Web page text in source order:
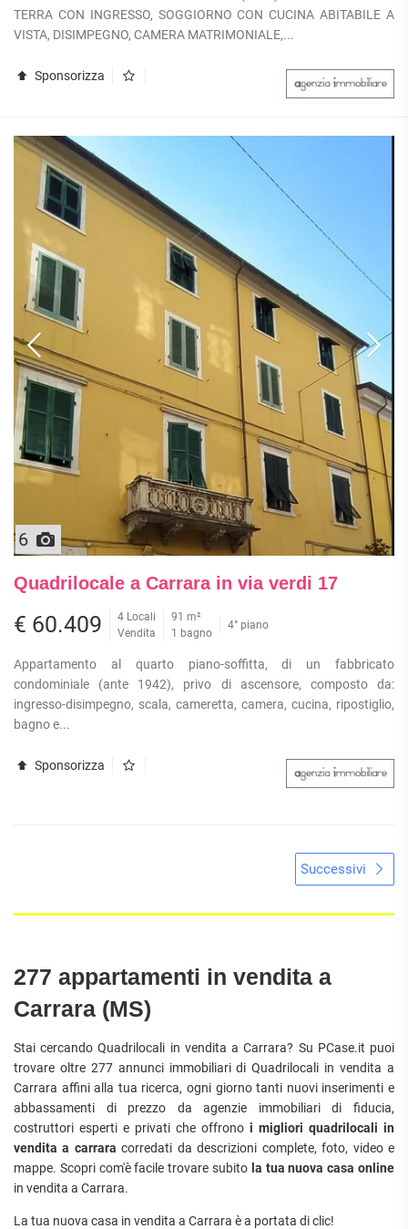
TERRA CON INGRESSO, SOGGIORNO CON CUCINA ABITABILE A
VISTA, DISIMPEGNO, CAMERA MATRIMONIALE,...
Sponsorizza
6
Quadrilocale a Carrara in via verdi 17
€ 60.409
4 Locali
Vendita
91 m²
1 bagno
4° piano
Appartamento al quarto piano-soffitta, di un fabbricato
condominiale (ante 1942), privo di ascensore, composto da:
ingresso-disimpegno, scala, cameretta, camera, cucina, ripostiglio,
bagno e...
Sponsorizza
Successivi
277 appartamenti in vendita a
Carrara (MS)
Stai cercando Quadrilocali in vendita a Carrara? Su PCase.it puoi
trovare oltre 277 annunci immobiliari di Quadrilocali in vendita a
Carrara affini alla tua ricerca, ogni giorno tanti nuovi inserimenti e
abbassamenti di prezzo da agenzie immobiliari di fiducia,
costruttori esperti e privati che offrono i migliori quadrilocali in
vendita a carrara corredati da descrizioni complete, foto, video e
mappe. Scopri com'è facile trovare subito la tua nuova casa online
in vendita a Carrara.
La tua nuova casa in vendita a Carrara è a portata di clic!